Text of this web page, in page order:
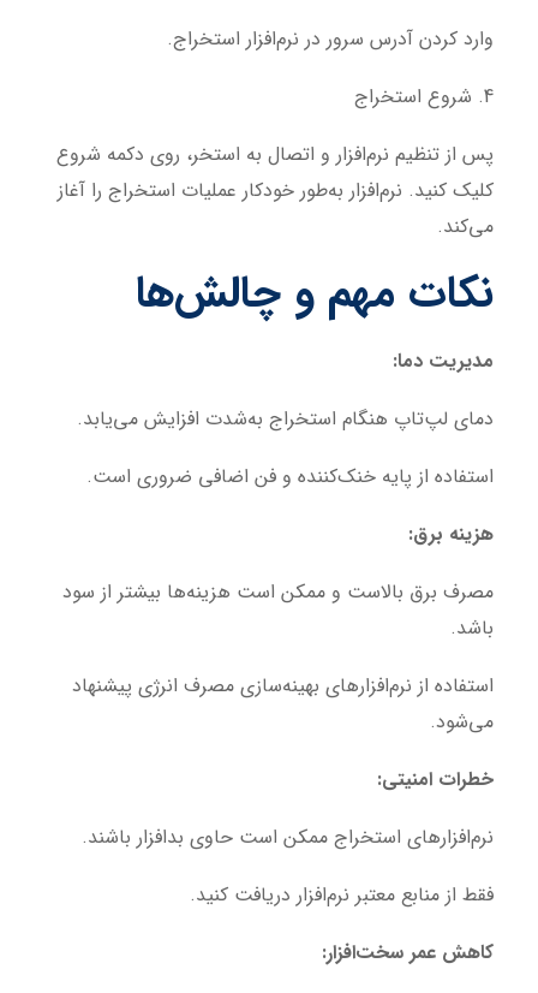
وارد کردن آدرس سرور در نرم‌افزار استخراج.
4. شروع استخراج
پس از تنظیم نرم‌افزار و اتصال به استخر، روی دکمه شروع
کلیک کنید. نرم‌افزار به‌طور خودکار عملیات استخراج را آغاز
می‌کند.
نکات مهم و چالش‌ها
مدیریت دما:
دمای لپ‌تاپ هنگام استخراج به‌شدت افزایش می‌یابد.
استفاده از پایه خنک‌کننده و فن اضافی ضروری است.
هزینه برق:
مصرف برق بالاست و ممکن است هزینه‌ها بیشتر از سود
باشد.
استفاده از نرم‌افزارهای بهینه‌سازی مصرف انرژی پیشنهاد
می‌شود.
خطرات امنیتی:
نرم‌افزارهای استخراج ممکن است حاوی بدافزار باشند.
فقط از منابع معتبر نرم‌افزار دریافت کنید.
کاهش عمر سخت‌افزار: